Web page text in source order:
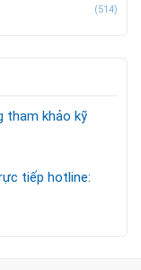
(514)
tham khảo kỹ
tiếp hotline: